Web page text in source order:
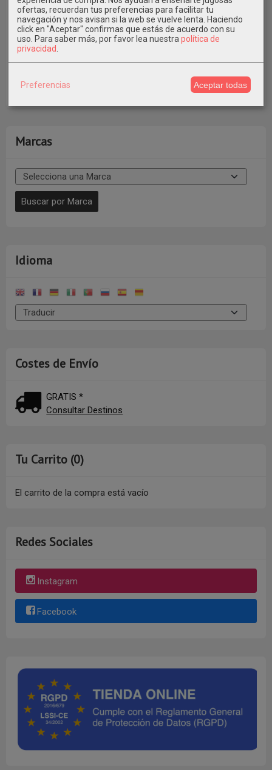
También puedes pagar con Bizum al Tfno. 609546971
indicando en Concepto el Nº de Pedido * Elige la Opción de
Pago con Transferencia al realizar el pedido.
Marcas
Idioma
Costes de Envío
GRATIS *
Consultar Destinos
Tu Carrito (0)
El carrito de la compra está vacío
Redes Sociales
Instagram
Facebook
ofertas, recuerdan tus preferencias para facilitar tu
navegación y nos avisan si la web se vuelve lenta. Haciendo
click en "Aceptar" confirmas que estás de acuerdo con su
uso. Para saber más, por favor lea nuestra política de
privacidad
Preferencias Aceptar todas